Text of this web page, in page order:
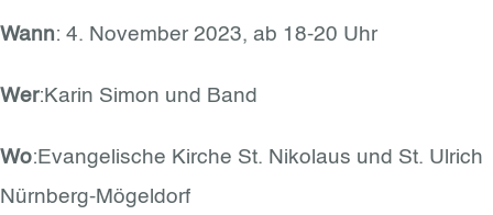
Wann: 4. November 2023, ab 18-20 Uhr
Wer:Karin Simon und Band
Wo:Evangelische Kirche St. Nikolaus und St. Ulrich
Nürnberg-Mögeldorf